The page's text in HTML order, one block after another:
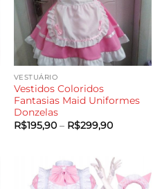
VESTUÁRIO
Vestidos Coloridos
Fantasias Maid Uniformes
Donzelas
R$195,90 – R$299,90Faixa
através
R$299,90